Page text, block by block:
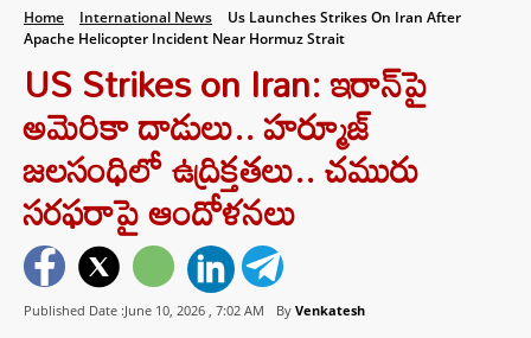
Home International News
Us Launches Strikes On Iran After
Apache Helicopter Incident Near Hormuz Strait
US Strikes on Iran: ఇరాన్‌పై
అమెరికా దాడులు.. హర్మూజ్
జలసంధిలో ఉద్రిక్తతలు.. చమురు
సరఫరాపై ఆందోళనలు
Published Date :June 10, 2026 , 7:02 AM By Venkatesh